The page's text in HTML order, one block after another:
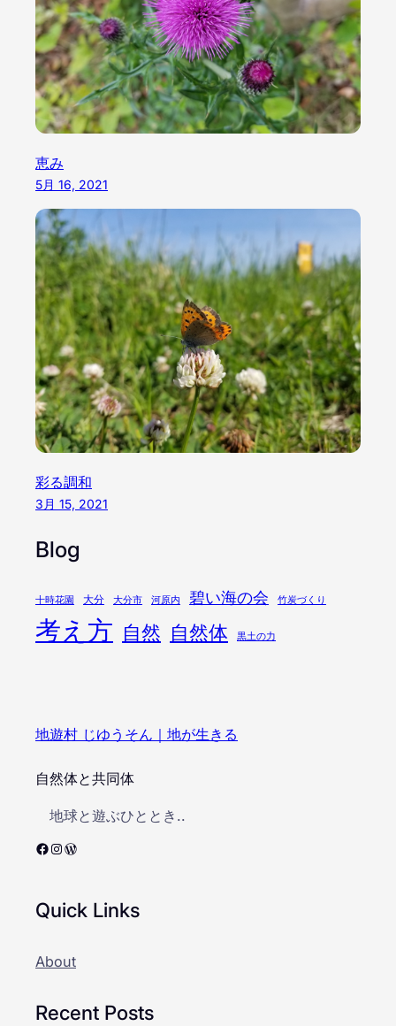
恵み
5月 16, 2021
彩る調和
3月 15, 2021
Blog
十時花園 大分 大分市 河原内 碧い海の会 竹炭づくり
考え方 自然 自然体 黒土の力
地遊村 じゆうそん｜地が生きる
自然体と共同体
地球と遊ぶひととき..
Facebook Instagram WordPress
Quick Links
About
Recent Posts